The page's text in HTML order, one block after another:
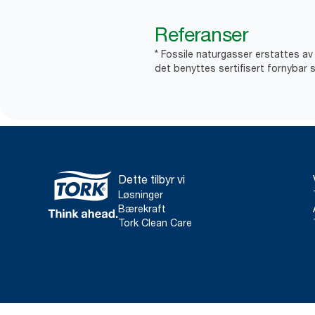
Referanser
* Fossile naturgasser erstattes
det benyttes sertifisert fornybar
Dette tilbyr vi
Løsninger
Bærekraft
Tork Clean Care